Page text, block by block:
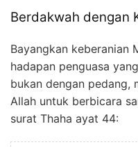
Berdakwah dengan
Bayangkan keberanian
hadapan penguasa
bukan dengan pedang,
Allah untuk berbicara
surat Thaha ayat 44: